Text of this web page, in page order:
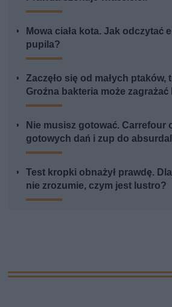
Mowa ciała kota. Jak odczytać
pupila?
Zaczęło się od małych ptaków,
Groźna bakteria może zagrażać
Nie musisz gotować. Carrefour
gotowych dań i zup do
Test kropki obnażył prawdę.
nie zrozumie, czym jest lustro?